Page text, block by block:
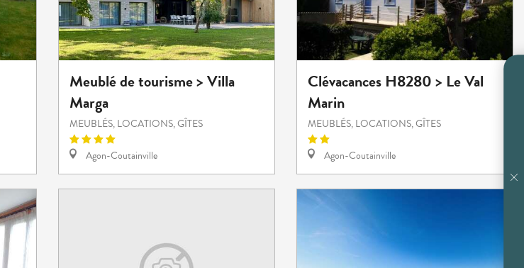
Meublé de tourisme > Villa
Marga
MEUBLÉS, LOCATIONS, GÎTES
Agon-Coutainville
Clévacances H8280 > Le Val
Marin
MEUBLÉS, LOCATIONS, GÎTES
Agon-Coutainville